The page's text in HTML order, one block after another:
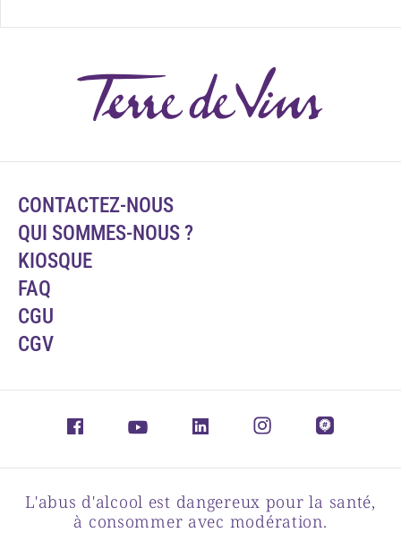
CONTACTEZ-NOUS
QUI SOMMES-NOUS ?
KIOSQUE
FAQ
CGU
CGV
L'abus d'alcool est dangereux pour la santé,
à consommer avec modération.